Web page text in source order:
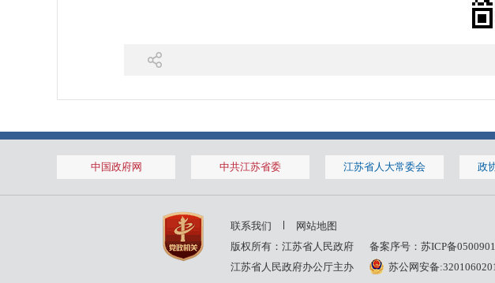
中国政府网 中共江苏省委 江苏省人大常委会 政
联系我们
网站地图
版权所有：江苏省人民政府
备案序号： 苏ICP备
江苏省人民政府办公厅主办
苏公网安备